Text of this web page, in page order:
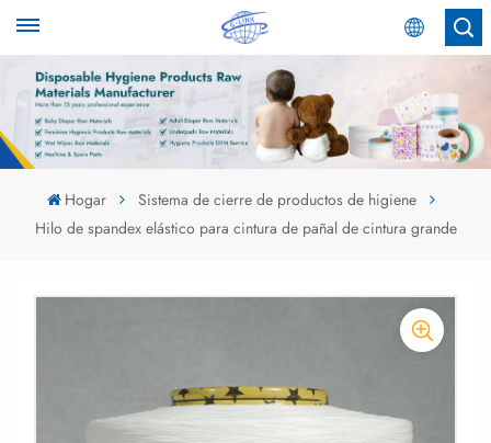
Español
English
عربي
Hogar
Sistema de cierre de productos de higiene
Hilo de spandex elástico para cintura de pañal de cintura grande